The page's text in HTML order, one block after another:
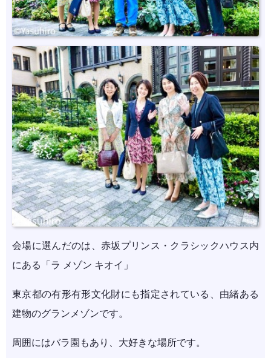
会場に選んだのは、赤坂プリンス・クラシックハウス内
にある「ラ メゾン キオイ」
東京都の有形有形文化財にも指定されている、由緒ある
建物のグランメゾンです。
周囲にはバラ園もあり、大好きな場所です。